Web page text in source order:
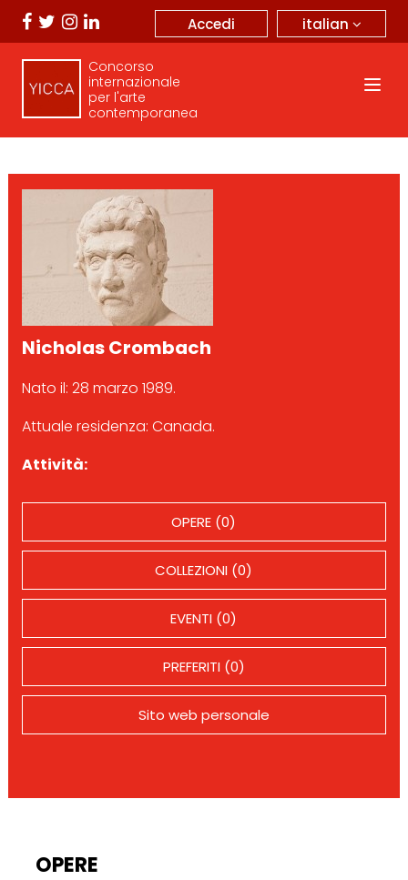
italian
Accedi
Concorso
internazionale
per l'arte
contemporanea
Nicholas Crombach
Nato il: 28 marzo 1989.
Attuale residenza: Canada.
Attività:
OPERE (0)
COLLEZIONI (0)
EVENTI (0)
PREFERITI (0)
Sito web personale
OPERE